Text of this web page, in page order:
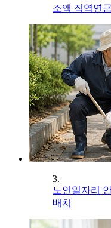
소액 직역연
3.
노인일자리
배치